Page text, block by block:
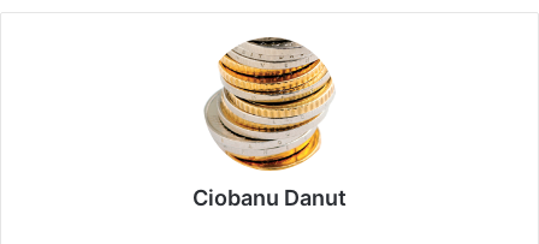
Ciobanu Danut